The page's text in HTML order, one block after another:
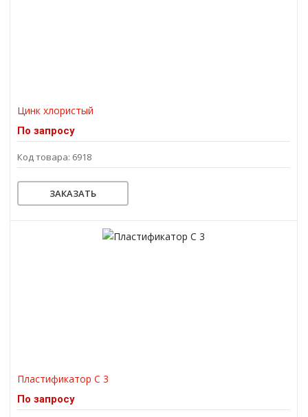
Цинк хлористый
По запросу
Код товара: 6918
ЗАКАЗАТЬ
Пластификатор С 3
По запросу